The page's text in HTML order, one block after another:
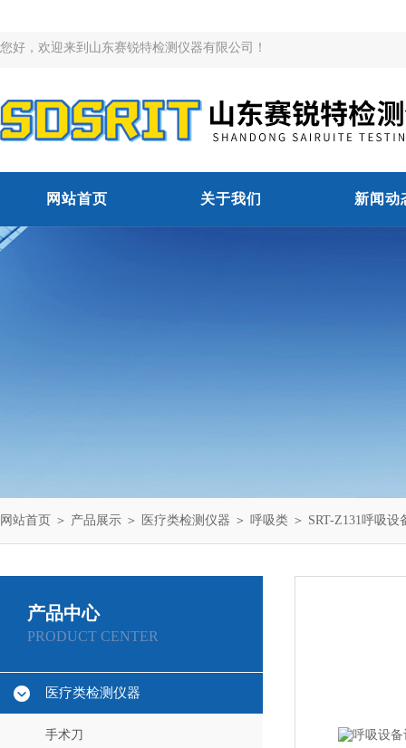
您好，欢迎来到山东赛锐特检测仪器有限公司！
网站首页 关于我们 新闻动
网站首页 ＞ 产品展示 ＞ 医疗类检测仪器 ＞ 呼吸类 ＞ SRT-Z131呼吸
产品中心
PRODUCT CENTER
医疗类检测仪器
手术刀